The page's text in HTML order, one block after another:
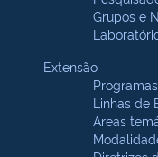
Grupos e
Extensão
Linhas de
Áreas